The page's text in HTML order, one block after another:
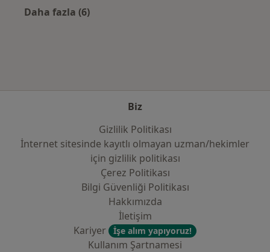
Daha fazla (6)
Biz
Gizlilik Politikası
İnternet sitesinde kayıtlı olmayan uzman/hekimler
i̇çin gizlilik politikası
Çerez Politikası
Bilgi Güvenliği Politikası
Hakkımızda
İletişim
Kariyer
İşe alım yapıyoruz!
Kullanım Şartnamesi